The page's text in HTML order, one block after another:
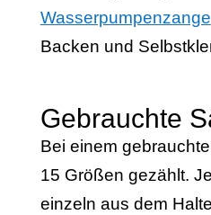
Wasserpumpenzange
Backen und
Gebrauchte
Bei einem
15 Größen gezählt.
einzeln aus dem